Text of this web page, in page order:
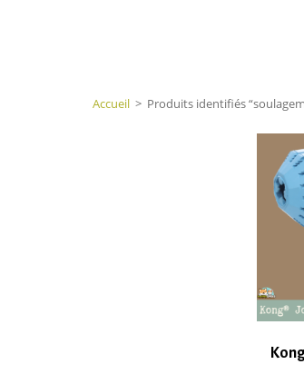
Accueil > Produits identifiés